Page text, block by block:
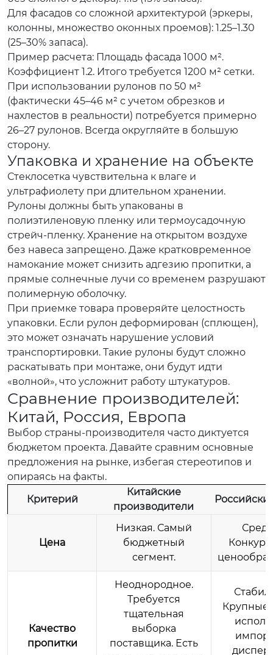
Для фасадов со сложной архитектурой (эркеры,
колонны, множество оконных проемов): 1.25–1.30
(25–30% запаса).
Пример расчета: Площадь фасада 1000 м².
Коэффициент 1.2. Итого требуется 1200 м² сетки.
При использовании рулонов по 50 м²
(фактически 45–46 м² с учетом обрезков и
нахлестов в реальности) потребуется примерно
26–27 рулонов. Всегда округляйте в большую
сторону.
Упаковка и хранение на объекте
Стеклосетка чувствительна к влаге и
ультрафиолету при длительном хранении.
Рулоны должны быть упакованы в
полиэтиленовую пленку или термоусадочную
стрейч-пленку. Хранение на открытом воздухе
без навеса запрещено. Даже кратковременное
намокание может снизить адгезию пропитки, а
прямые солнечные лучи со временем разрушают
полимерную оболочку.
При приемке товара проверяйте целостность
упаковки. Если рулон деформирован (сплющен),
это может означать нарушение условий
транспортировки. Такие рулоны будут сложно
раскатывать при монтаже, они будут идти
«волной», что усложнит работу штукатуров.
Сравнение производителей:
Китай, Россия, Европа
Выбор страны-производителя часто диктуется
бюджетом проекта. Давайте сравним основные
предложения на рынке, избегая стереотипов и
опираясь на факты.
Критерий
Китайские
производители
Цена
Низкая. Самый
бюджетный
сегмент.
Качество
пропитки
Неоднородное.
Требуется
тщательная
выборка
поставщика. Есть
Крупные